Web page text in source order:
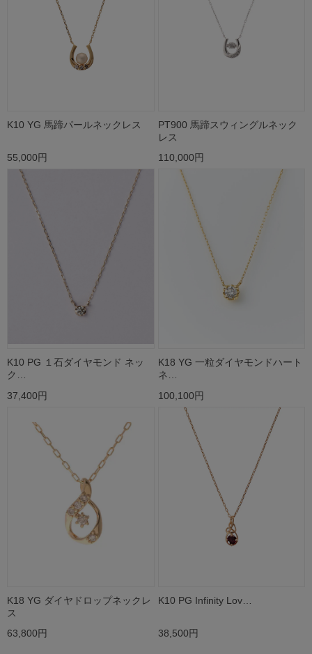
K10 YG 馬蹄パールネックレス
55,000円
PT900 馬蹄スウィングルネック
レス
110,000円
K10 PG １石ダイヤモンド ネッ
ク…
37,400円
K18 YG 一粒ダイヤモンドハート
ネ…
100,100円
K18 YG ダイヤドロップネックレ
ス
63,800円
K10 PG Infinity Lov…
38,500円